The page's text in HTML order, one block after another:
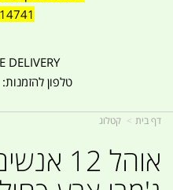
DELIVERY
טלפון להזמנות: 052-3214741
דף בית קטלוג
אוהל